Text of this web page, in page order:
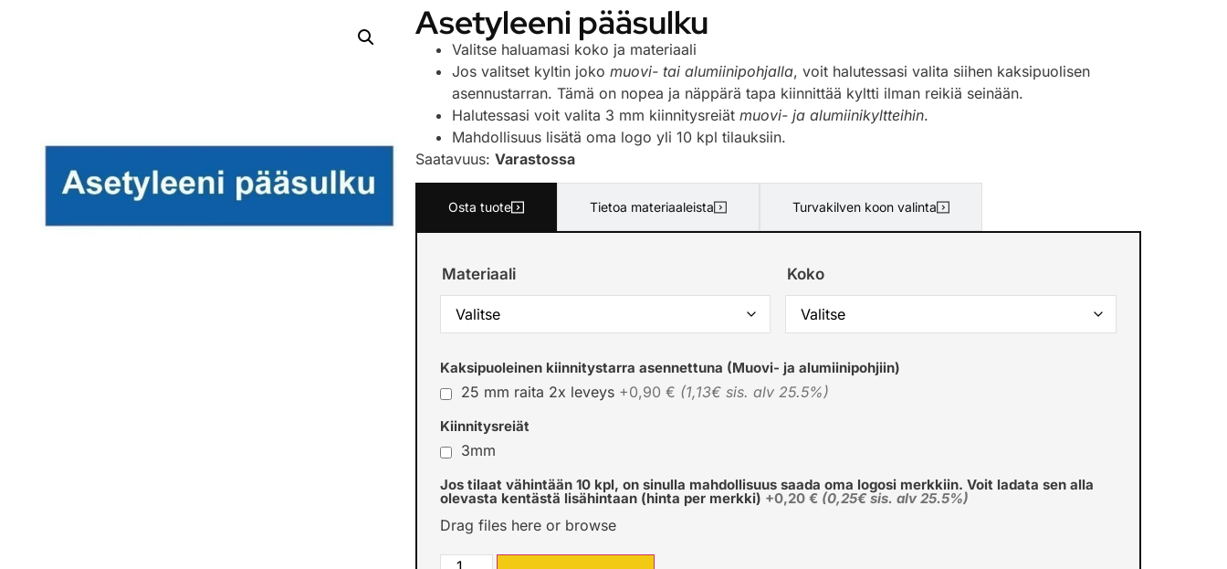
Asetyleeni pääsulku
Valitse haluamasi koko ja materiaali
Jos valitset kyltin joko muovi- tai alumiinipohjalla, voit halutessasi valita siihen kaksipuolisen
asennustarran. Tämä on nopea ja näppärä tapa kiinnittää kyltti ilman reikiä seinään.
Halutessasi voit valita 3 mm kiinnitysreiät muovi- ja alumiinikyltteihin.
Mahdollisuus lisätä oma logo yli 10 kpl tilauksiin.
Saatavuus: Varastossa
Osta tuote Tietoa materiaaleista Turvakilven koon valinta
Materiaali Koko
Kaksipuoleinen kiinnitystarra asennettuna (Muovi- ja alumiinipohjiin)
25 mm raita 2x leveys +0,90 € (1,13€ sis. alv 25.5%)
Kiinnitysreiät
3mm
Jos tilaat vähintään 10 kpl, on sinulla mahdollisuus saada oma logosi merkkiin. Voit ladata sen alla
olevasta kentästä lisähintaan (hinta per merkki) +0,20 € (0,25€ sis. alv 25.5%)
Drag files here or browse